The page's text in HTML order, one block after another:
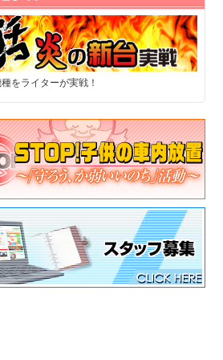
をライターが実戦！